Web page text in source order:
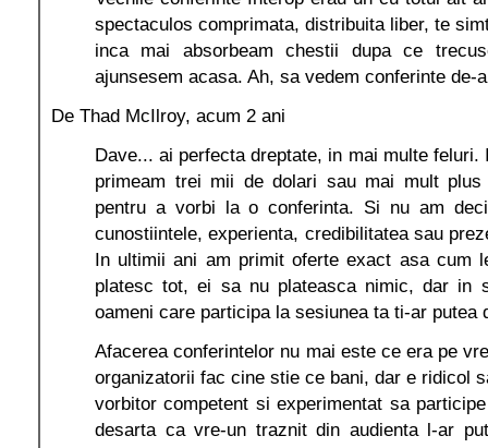
spectaculos comprimata, distribuita liber, te
inca mai absorbeam chestii dupa ce
ajunsesem acasa. Ah, sa vedem conferinte de-
De Thad McIlroy, acum 2 ani
Dave... ai perfecta dreptate, in mai multe feluri.
primeam trei mii de dolari sau mai mult plus
pentru a vorbi la o conferinta. Si nu am
cunostiintele, experienta, credibilitatea sau
In ultimii ani am primit oferte exact asa cum
platesc tot, ei sa nu plateasca nimic, dar in
oameni care participa la sesiunea ta ti-ar putea
Afacerea conferintelor nu mai este ce era pe
organizatorii fac cine stie ce bani, dar e ridicol
vorbitor competent si experimentat sa
desarta ca vre-un traznit din audienta l-ar